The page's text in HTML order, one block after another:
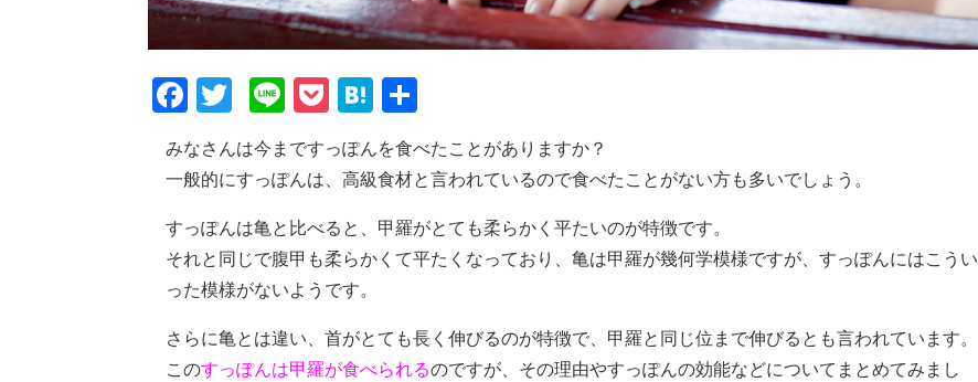
F
a
c
e
b
o
o
k
T
wi
tt
er
Li
n
e
P
o
ck
et
H
at
e
n
a
有
みなさんは今まですっぽんを食べたことがありますか？
一般的にすっぽんは、高級食材と言われているので食べたことがない方も多いでしょう。
すっぽんは亀と比べると、甲羅がとても柔らかく平たいのが特徴です。
それと同じで腹甲も柔らかくて平たくなっており、亀は甲羅が幾何学模様ですが、すっぽんにはこうい
った模様がないようです。
さらに亀とは違い、首がとても長く伸びるのが特徴で、甲羅と同じ位まで伸びるとも言われています。
このすっぽんは甲羅が食べられるのですが、その理由やすっぽんの効能などについてまとめてみまし